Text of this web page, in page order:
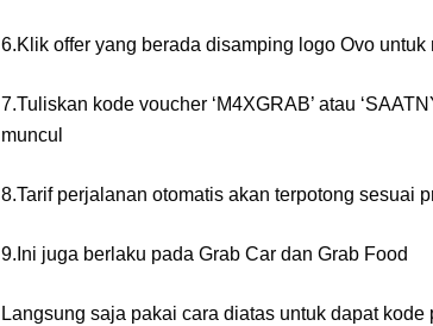
6.Klik offer yang berada disamping logo Ovo
7.Tuliskan kode voucher ‘M4XGRAB’ atau
muncul
8.Tarif perjalanan otomatis akan terpotong sesuai
9.Ini juga berlaku pada Grab Car dan Grab Food
Langsung saja pakai cara diatas untuk dapat